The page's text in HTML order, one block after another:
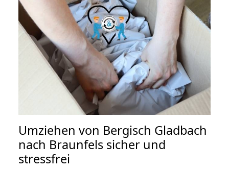
Umziehen von Bergisch Gladbach
nach Braunfels sicher und
stressfrei